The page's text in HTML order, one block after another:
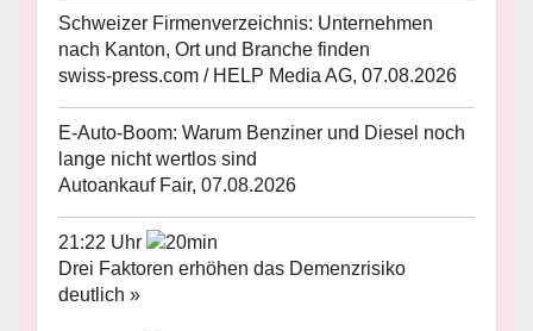
Schweizer Firmenverzeichnis: Unternehmen
nach Kanton, Ort und Branche finden
swiss-press.com / HELP Media AG, 07.08.2026
E-Auto-Boom: Warum Benziner und Diesel noch
lange nicht wertlos sind
Autoankauf Fair, 07.08.2026
21:22 Uhr
Drei Faktoren erhöhen das Demenzrisiko
deutlich »